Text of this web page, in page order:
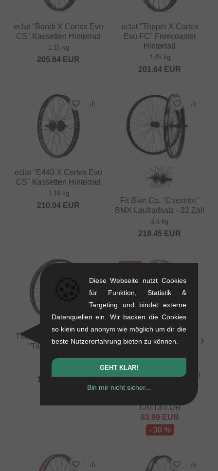
eclat "Bondi X Cortex Evo
CS" Kassetten Hinterrad
1.15 kg
205.84 EUR
eclat "Trippin X Cortex
Evo FC" Freecoaster
Hinterrad
1.45 kg
201.64 EUR
eclat "E440 X Cortex Evo
CS" Kassetten Hinterrad
1.19 kg
210.04 EUR
Fit Bike Co. "Cassette"
BMX Laufradsatz - 22 Zoll
4.6 kg
218.45 EUR
The Shadow Conspiracy
"Truss X Symbol"
159.62EUR
Rant BMX "Squad X
Party On V2" Kassetten
120.13EUR
83.99 EUR
- 30 %
Diese Webseite nutzt Cookies
für Funktion, Statistik &
Targeting und bindet externe
Datenquellen ein. Wir backen die Cookies
so klein und anonym wie möglich um dir die
beste Nutzererfahrung bieten zu können.
GEHT KLAR!
Bin mir nicht sicher...